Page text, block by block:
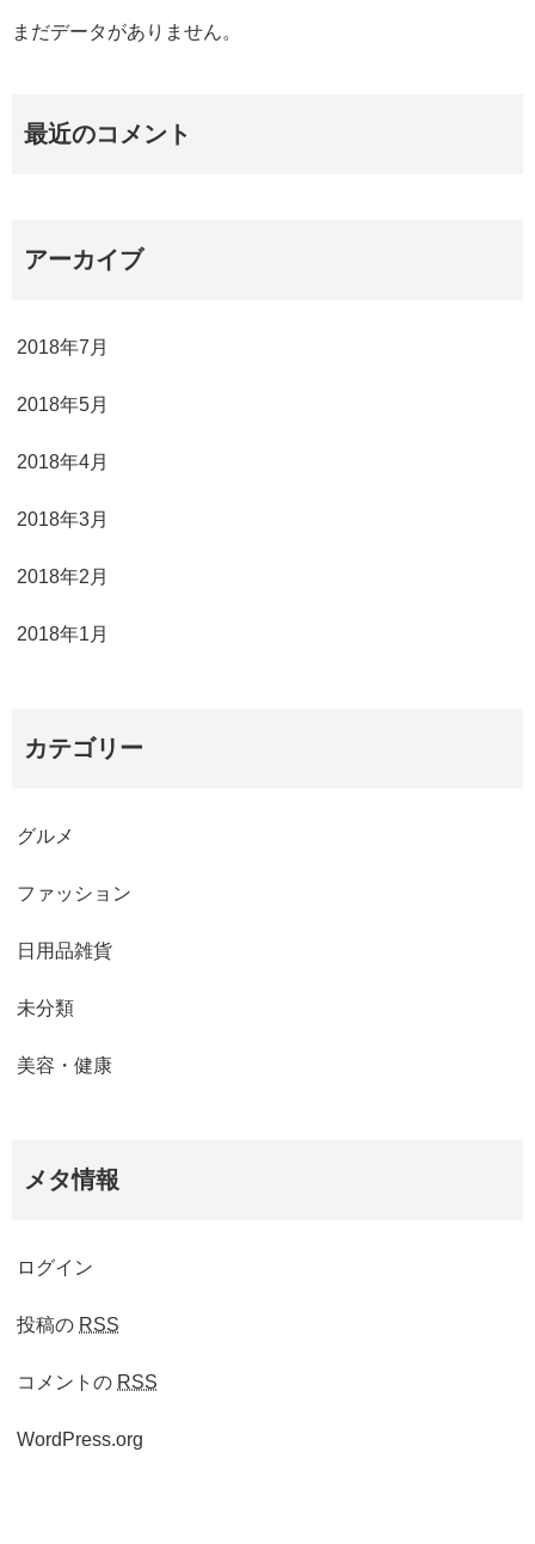
まだデータがありません。
最近のコメント
アーカイブ
2018年7月
2018年5月
2018年4月
2018年3月
2018年2月
2018年1月
カテゴリー
グルメ
ファッション
日用品雑貨
未分類
美容・健康
メタ情報
ログイン
投稿の RSS
コメントの RSS
WordPress.org